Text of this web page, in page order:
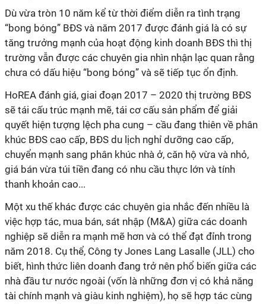
Dù vừa tròn 10 năm kể từ thời điểm diễn ra tình trạng
“bong bóng” BĐS và năm 2017 được đánh giá là có sự
tăng trưởng mạnh của hoạt động kinh doanh BĐS thì thị
trường vẫn được các chuyên gia nhìn nhận lạc quan rằng
chưa có dấu hiệu “bong bóng” và sẽ tiếp tục ổn định.
HoREA đánh giá, giai đoạn 2017 – 2020 thị trường BĐS
sẽ tái cấu trúc mạnh mẽ, tái cơ cấu sản phẩm để giải
quyết hiện tượng lệch pha cung – cầu đang thiên về phân
khúc BĐS cao cấp, BĐS du lịch nghỉ dưỡng cao cấp,
chuyển mạnh sang phân khúc nhà ở, căn hộ vừa và nhỏ,
giá bán vừa túi tiền đang có nhu cầu thực lớn và tính
thanh khoản cao...
Một xu thế khác được các chuyên gia nhắc đến nhiều là
việc hợp tác, mua bán, sát nhập (M&A) giữa các doanh
nghiệp sẽ diễn ra mạnh mẽ hơn và có thể đạt đỉnh trong
năm 2018. Cụ thể, Công ty Jones Lang Lasalle (JLL) cho
biết, hình thức liên doanh đang trở nên phổ biến giữa các
nhà đầu tư nước ngoài (vốn là những đơn vị có khả năng
tài chính mạnh và giàu kinh nghiệm), họ sẽ hợp tác cùng